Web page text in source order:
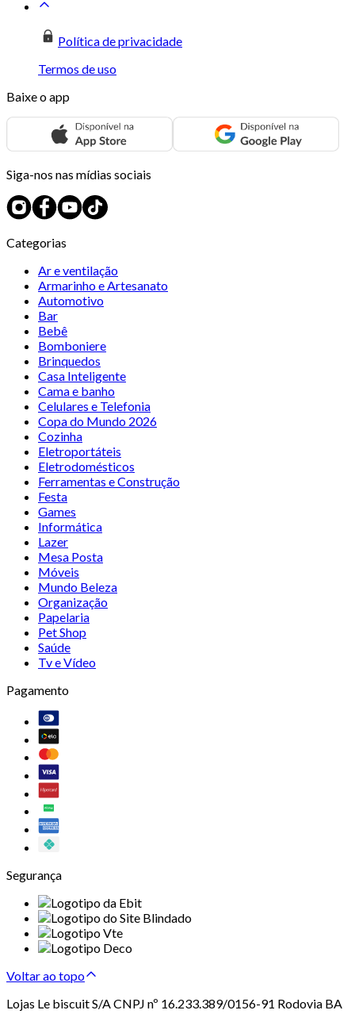
Política de privacidade
Termos de uso
Baixe o app
Siga-nos nas mídias sociais
Categorias
Ar e ventilação
Armarinho e Artesanato
Automotivo
Bar
Bebê
Bomboniere
Brinquedos
Casa Inteligente
Cama e banho
Celulares e Telefonia
Copa do Mundo 2026
Cozinha
Eletroportáteis
Eletrodomésticos
Ferramentas e Construção
Festa
Games
Informática
Lazer
Mesa Posta
Móveis
Mundo Beleza
Organização
Papelaria
Pet Shop
Saúde
Tv e Vídeo
Pagamento
Segurança
Voltar ao topo
Lojas Le biscuit S/A CNPJ nº 16.233.389/0156-91 Rodovia BA